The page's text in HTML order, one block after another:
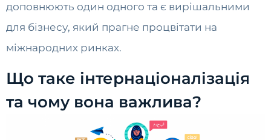
доповнюють один одного та є вирішальними
для бізнесу, який прагне процвітати на
міжнародних ринках.
Що таке інтернаціоналізація
та чому вона важлива?